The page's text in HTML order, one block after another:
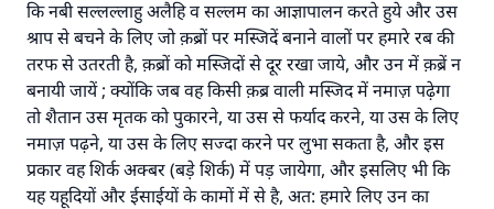
कि नबी सल्लल्लाहु अलैहि व सल्लम का आज्ञापालन करते हुये और उस
श्राप से बचने के लिए जो क़ब्रों पर मस्जिदें बनाने वालों पर हमारे रब की
तरफ से उतरती है, क़ब्रों को मस्जिदों से दूर रखा जाये, और उन में क़ब्रें न
बनायी जायें ; क्योंकि जब वह किसी क़ब्र वाली मस्जिद में नमाज़ पढ़ेगा
तो शैतान उस मृतक को पुकारने, या उस से फर्याद करने, या उस के लिए
नमाज़ पढ़ने, या उस के लिए सज्दा करने पर लुभा सकता है, और इस
प्रकार वह शिर्क अक्बर (बड़े शिर्क) में पड़ जायेगा, और इसलिए भी कि
यह यहूदियों और ईसाईयों के कामों में से है, अत: हमारे लिए उन का
योगदान करें